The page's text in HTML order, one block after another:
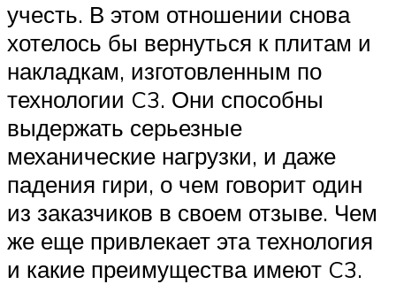
учесть. В этом отношении снова
хотелось бы вернуться к плитам и
накладкам, изготовленным по
технологии C3. Они способны
выдержать серьезные
механические нагрузки, и даже
падения гири, о чем говорит один
из заказчиков в своем отзыве. Чем
же еще привлекает эта технология
и какие преимущества имеют C3.